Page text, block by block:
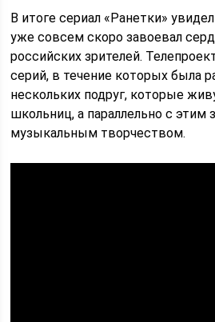
В итоге сериал «Ранетки»
уже совсем скоро завоевал
российских зрителей.
серий, в течение которых была
нескольких подруг, которые
школьниц, а параллельно с этим
музыкальным творчеством.